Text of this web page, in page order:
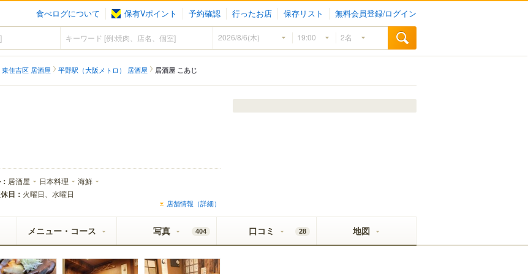
食べログについて 保有Vポイント 予約確認 行ったお店 保存リスト 無料会員登録/ログイン
住吉区 居酒屋 平野駅（大阪メトロ） 居酒屋 居酒屋 こあじ
居酒屋 日本料理 海鮮
日： 火曜日、水曜日
店舗情報（詳細）
メニュー・コース 写真 404 口コミ 28 地図